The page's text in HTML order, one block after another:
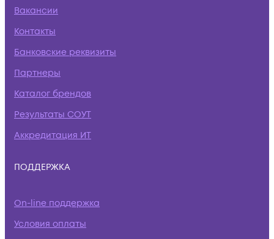
Вакансии
Контакты
Банковские реквизиты
Партнеры
Каталог брендов
Результаты СОУТ
Аккредитация ИТ
ПОДДЕРЖКА
On-line поддержка
Условия оплаты